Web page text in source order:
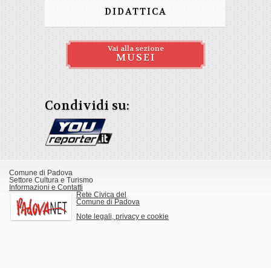
DIDATTICA
Vai alla sezione
MUSEI
Condividi su:
Comune di Padova
Settore Cultura e Turismo
Informazioni e Contatti
Rete Civica del
Comune di Padova
Note legali, privacy e cookie